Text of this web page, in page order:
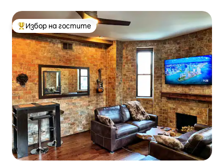
Най-популярен избор на гостите
Избор на гостите